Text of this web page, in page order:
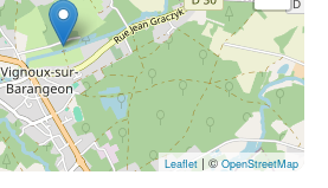
Leaflet| © OpenStreetMap